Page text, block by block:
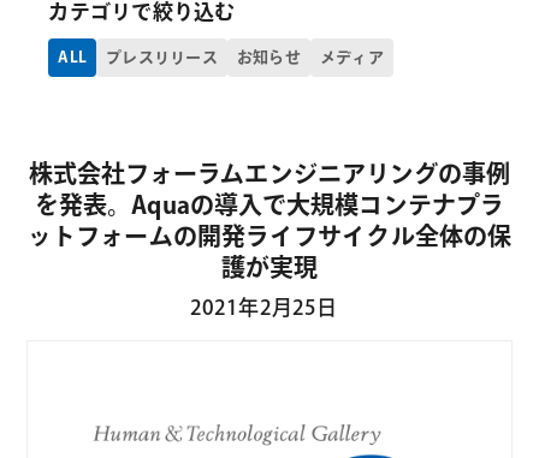
カテゴリで絞り込む
ALL プレスリリース お知らせ メディア
株式会社フォーラムエンジニアリングの事例
を発表。Aquaの導入で大規模コンテナプラ
ットフォームの開発ライフサイクル全体の保
護が実現
2021年2月25日